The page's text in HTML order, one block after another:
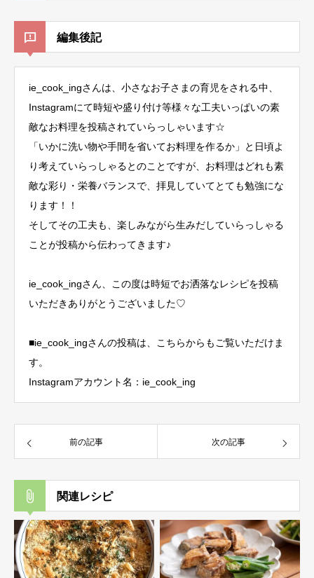
編集後記
ie_cook_ingさんは、小さなお子さまの育児をされる中、
Instagramにて時短や盛り付け等様々な工夫いっぱいの素
敵なお料理を投稿されていらっしゃいます☆
「いかに洗い物や手間を省いてお料理を作るか」と日頃よ
り考えていらっしゃるとのことですが、お料理はどれも素
敵な彩り・栄養バランスで、拝見していてとても勉強にな
ります！！
そしてその工夫も、楽しみながら生みだしていらっしゃる
ことが投稿から伝わってきます♪
ie_cook_ingさん、この度は時短でお洒落なレシピを投稿
いただきありがとうございました♡
■ie_cook_ingさんの投稿は、こちらからもご覧いただけま
す。
Instagramアカウント名：ie_cook_ing
前の記事 次の記事
関連レシピ